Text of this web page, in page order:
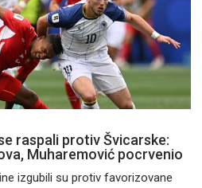
raspali protiv Švicarske:
Muharemović pocrvenio
izgubili su protiv favorizovane